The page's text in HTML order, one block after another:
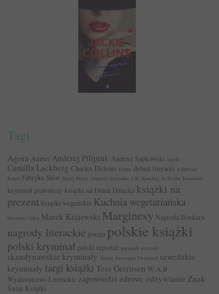
Tagi
Agora Amber Andrzej Pilipiuk Andrzej Sapkowski antyki
Camilla Lackberg Charles Dickens Dante debiut literacki Edipresse
Esteri Fabryka Słów Harry Potter imprezy literackie J.K. Rowling Jo Nesbo Katalonia
kryminał prawniczy książki na Dzień Dziecka książki na
prezent książki wegańskie Kuchnia wegetariańska
literatura faktu Marek Krajewski Marginesy Nagroda Bookera
nagrody literackie poezja polskie książki
polski kryminał polski reportaż poradnik pszczoły
skandynawskie kryminały Slayer Szczepan Twardoch szwedzkie
kryminały targi książki Tess Gerritsen W.A.B.
Wydawnictwo Literackie zapowiedzi zdrowe odżywianie Znak
Świat Książki